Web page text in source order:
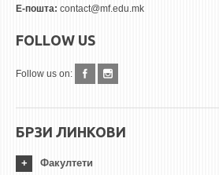
Е-пошта: contact@mf.edu.mk
FOLLOW US
Follow us on:
БРЗИ ЛИНКОВИ
Факултети